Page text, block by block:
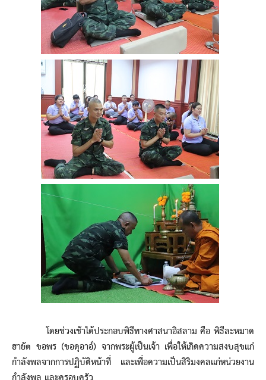
โดยช่วงเช้าได้ประกอบพิธีทางศาสนาอิสลาม คือ พิธีละหมาด
ฮายัต ขอพร (ขอดุอาอ์) จากพระผู้เป็นเจ้า เพื่อให้เกิดความสงบสุขแก่
กำลังพลจากการปฏิบัติหน้าที่ และเพื่อความเป็นสิริมงคลแก่หน่วยงาน